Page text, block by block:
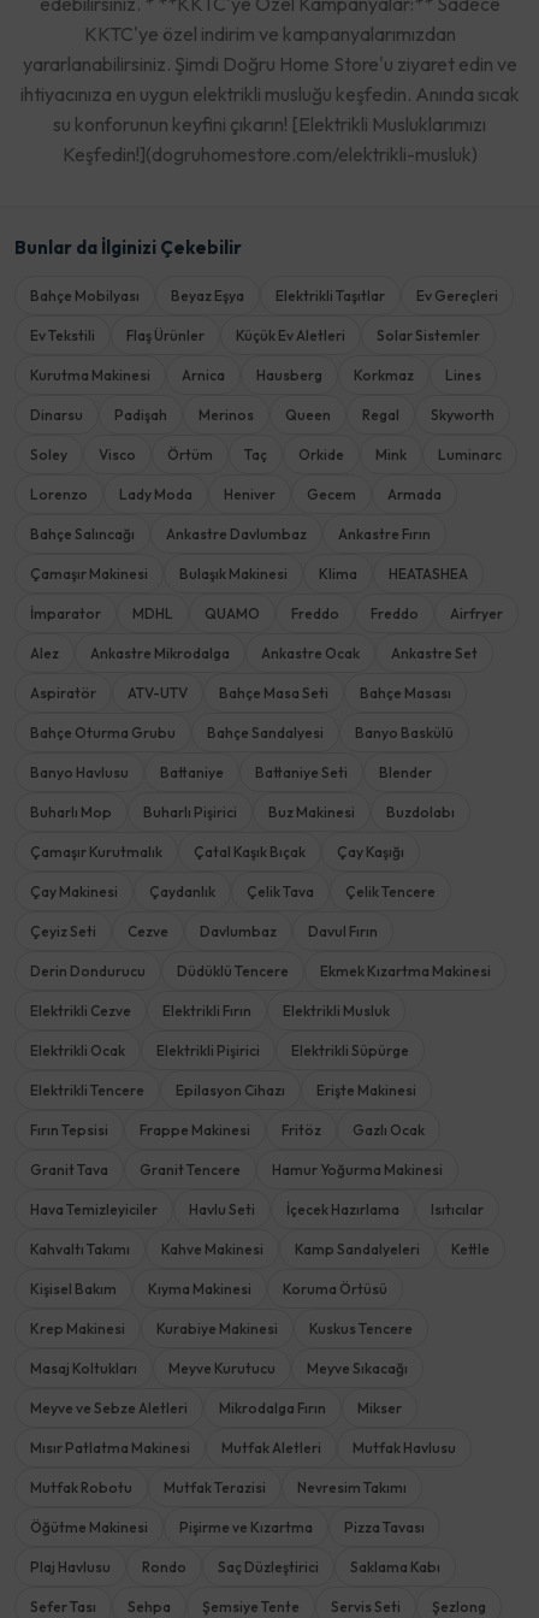
KKTC'ye özel indirim ve kampanyalarımızdan
yararlanabilirsiniz. Şimdi Doğru Home Store'u ziyaret edin ve
ihtiyacınıza en uygun elektrikli musluğu keşfedin. Anında sıcak
su konforunun keyfini çıkarın! [Elektrikli Musluklarımızı
Keşfedin!](dogruhomestore.com/elektrikli-musluk)
Bunlar da İlginizi Çekebilir
Bahçe Mobilyası Beyaz Eşya Elektrikli Taşıtlar Ev Gereçleri
Ev Tekstili Flaş Ürünler Küçük Ev Aletleri Solar Sistemler
Kurutma Makinesi Arnica Hausberg Korkmaz Lines
Dinarsu Padişah Merinos Queen Regal Skyworth
Soley Visco Örtüm Taç Orkide Mink Luminarc
Lorenzo Lady Moda Heniver Gecem Armada
Bahçe Salıncağı Ankastre Davlumbaz Ankastre Fırın
Çamaşır Makinesi Bulaşık Makinesi Klima HEATASHEA
İmparator MDHL QUAMO Freddo Freddo Airfryer
Alez Ankastre Mikrodalga Ankastre Ocak Ankastre Set
Aspiratör ATV-UTV Bahçe Masa Seti Bahçe Masası
Bahçe Oturma Grubu Bahçe Sandalyesi Banyo Baskülü
Banyo Havlusu Battaniye Battaniye Seti Blender
Buharlı Mop Buharlı Pişirici Buz Makinesi Buzdolabı
Çamaşır Kurutmalık Çatal Kaşık Bıçak Çay Kaşığı
Çay Makinesi Çaydanlık Çelik Tava Çelik Tencere
Çeyiz Seti Cezve Davlumbaz Davul Fırın
Derin Dondurucu Düdüklü Tencere Ekmek Kızartma Makinesi
Elektrikli Cezve Elektrikli Fırın Elektrikli Musluk
Elektrikli Ocak Elektrikli Pişirici Elektrikli Süpürge
Elektrikli Tencere Epilasyon Cihazı Erişte Makinesi
Fırın Tepsisi Frappe Makinesi Fritöz Gazlı Ocak
Granit Tava Granit Tencere Hamur Yoğurma Makinesi
Hava Temizleyiciler Havlu Seti İçecek Hazırlama Isıtıcılar
Kahvaltı Takımı Kahve Makinesi Kamp Sandalyeleri Kettle
Kişisel Bakım Kıyma Makinesi Koruma Örtüsü
Krep Makinesi Kurabiye Makinesi Kuskus Tencere
Masaj Koltukları Meyve Kurutucu Meyve Sıkacağı
Meyve ve Sebze Aletleri Mikrodalga Fırın Mikser
Mısır Patlatma Makinesi Mutfak Aletleri Mutfak Havlusu
Mutfak Robotu Mutfak Terazisi Nevresim Takımı
Öğütme Makinesi Pişirme ve Kızartma Pizza Tavası
Plaj Havlusu Rondo Saç Düzleştirici Saklama Kabı
Sefer Tası Sehpa Şemsiye Tente Servis Seti Şezlong